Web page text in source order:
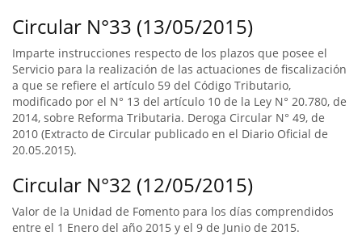
Circular N°33 (13/05/2015)
Imparte instrucciones respecto de los plazos que posee el
Servicio para la realización de las actuaciones de fiscalización
a que se refiere el artículo 59 del Código Tributario,
modificado por el N° 13 del artículo 10 de la Ley N° 20.780, de
2014, sobre Reforma Tributaria. Deroga Circular N° 49, de
2010 (Extracto de Circular publicado en el Diario Oficial de
20.05.2015).
Circular N°32 (12/05/2015)
Valor de la Unidad de Fomento para los días comprendidos
entre el 1 Enero del año 2015 y el 9 de Junio de 2015.